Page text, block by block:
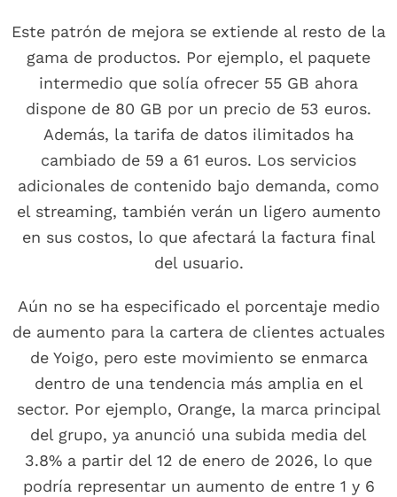
Este patrón de mejora se extiende al resto de la
gama de productos. Por ejemplo, el paquete
intermedio que solía ofrecer 55 GB ahora
dispone de 80 GB por un precio de 53 euros.
Además, la tarifa de datos ilimitados ha
cambiado de 59 a 61 euros. Los servicios
adicionales de contenido bajo demanda, como
el streaming, también verán un ligero aumento
en sus costos, lo que afectará la factura final
del usuario.
Aún no se ha especificado el porcentaje medio
de aumento para la cartera de clientes actuales
de Yoigo, pero este movimiento se enmarca
dentro de una tendencia más amplia en el
sector. Por ejemplo, Orange, la marca principal
del grupo, ya anunció una subida media del
3.8% a partir del 12 de enero de 2026, lo que
podría representar un aumento de entre 1 y 6